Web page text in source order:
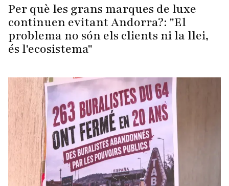
Per què les grans marques de luxe
continuen evitant Andorra?: "El
problema no són els clients ni la llei,
és l'ecosistema"